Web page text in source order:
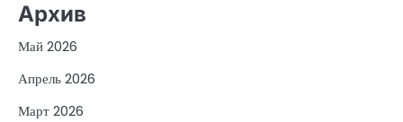
Архив
Май 2026
Апрель 2026
Март 2026